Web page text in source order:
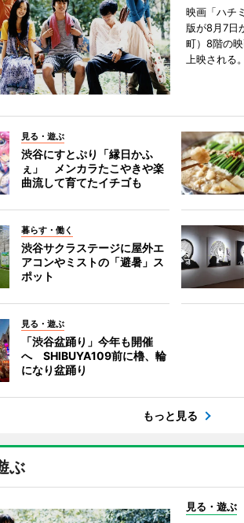
映画「ハチ
版が8月7日
町）8階の
上映される。
見る・遊ぶ
渋谷にすとぷり「縁日かふ
ぇ」 メンカラたこやきや楽
曲流して育てたイチゴも
暮らす・働く
渋谷サクラステージに屋外エ
アコンやミストの「避暑」ス
ポット
見る・遊ぶ
「渋谷盆踊り」今年も開催
へ SHIBUYA109前に櫓、輪
になり盆踊り
もっと見る
ぶ
見る・遊ぶ